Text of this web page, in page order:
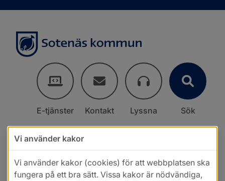
E-tjänster Kontakt Lyssna Sök
Vi använder kakor
Vi använder kakor (cookies) för att webbplatsen ska
fungera på ett bra sätt. Vissa kakor är nödvändiga,